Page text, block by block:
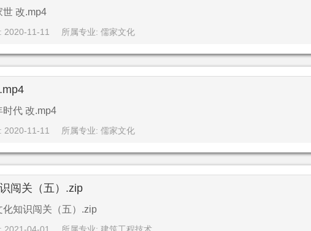
世 改.mp4
2020-11-11 所属专业: 儒家文化
代 改.mp4
2020-11-11 所属专业: 儒家文化
闯关（五）.zip
化知识闯关（五）.zip